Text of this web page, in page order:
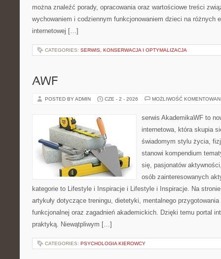
można znaleźć porady, opracowania oraz wartościowe treści
wychowaniem i codziennym funkcjonowaniem dzieci na różnych
internetowej […]
CATEGORIES: SERWIS, KONSERWACJA I OPTYMALIZACJA
AWF
POSTED BY ADMIN CZE - 2 - 2026 MOŻLIWOŚĆ
serwis AkademikaWF to
internetowa, która skupia
świadomym stylu życia,
stanowi kompendium
się, pasjonatów
osób zainteresowanych
kategorie to Lifestyle i Inspiracje i Lifestyle i Inspiracje. Na
artykuły dotyczące treningu, dietetyki, mentalnego
funkcjonalnej oraz zagadnień akademickich. Dzięki temu portal
praktyką. Niewątpliwym […]
CATEGORIES: PSYCHOLOGIA KIEROWCY